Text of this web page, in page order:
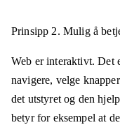
Prinsipp 2. Mulig å
Web er interaktivt. Det
navigere, velge
det utstyret og den
betyr for eksempel at